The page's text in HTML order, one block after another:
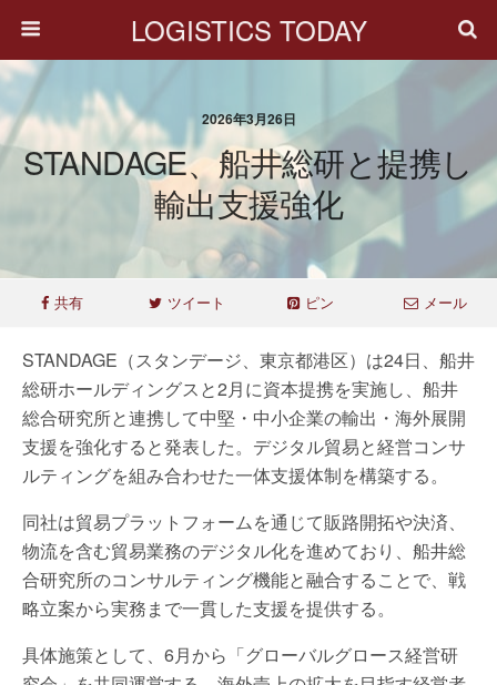
LOGISTICS TODAY
2026年3月26日
STANDAGE、船井総研と提携し
輸出支援強化
共有 ツイート ピン メール
STANDAGE（スタンデージ、東京都港区）は24日、船井
総研ホールディングスと2月に資本提携を実施し、船井
総合研究所と連携して中堅・中小企業の輸出・海外展開
支援を強化すると発表した。デジタル貿易と経営コンサ
ルティングを組み合わせた一体支援体制を構築する。
同社は貿易プラットフォームを通じて販路開拓や決済、
物流を含む貿易業務のデジタル化を進めており、船井総
合研究所のコンサルティング機能と融合することで、戦
略立案から実務まで一貫した支援を提供する。
具体施策として、6月から「グローバルグロース経営研